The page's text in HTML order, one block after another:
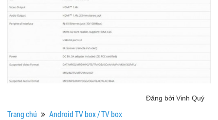
Đăng bởi Vinh Quý
Trang chủ Android TV box / TV box